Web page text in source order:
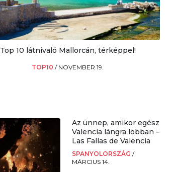
Top 10 látnivaló Mallorcán, térképpel!
TOP10/ NOVEMBER 19.
Az ünnep, amikor egész
Valencia lángra lobban –
Las Fallas de Valencia
SPANYOLORSZÁG /
MÁRCIUS 14.